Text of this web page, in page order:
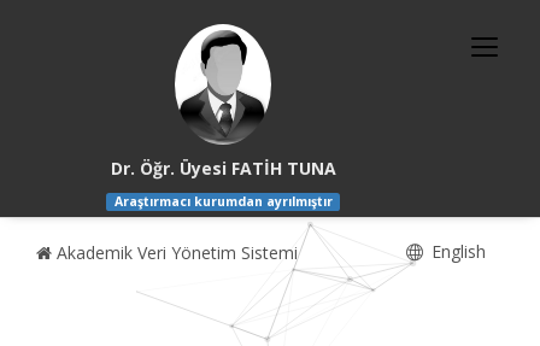
Dr. Öğr. Üyesi FATİH TUNA
Araştırmacı kurumdan ayrılmıştır
Akademik Veri Yönetim Sistemi English